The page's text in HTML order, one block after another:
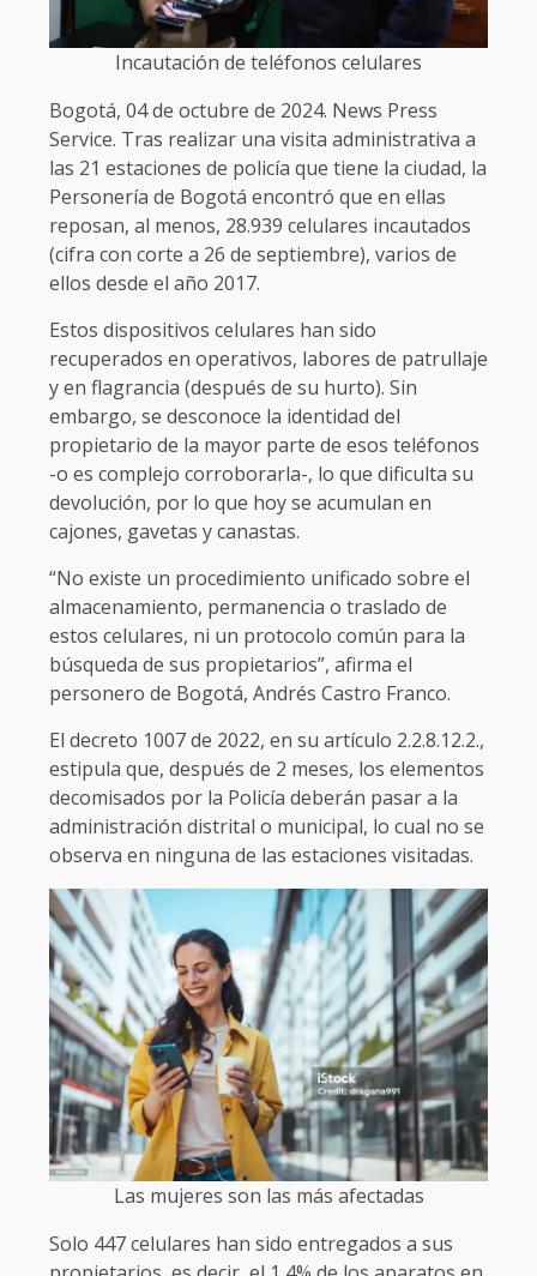
Incautación de teléfonos celulares
Bogotá, 04 de octubre de 2024. News Press
Service. Tras realizar una visita administrativa a
las 21 estaciones de policía que tiene la ciudad, la
Personería de Bogotá encontró que en ellas
reposan, al menos, 28.939 celulares incautados
(cifra con corte a 26 de septiembre), varios de
ellos desde el año 2017.
Estos dispositivos celulares han sido
recuperados en operativos, labores de patrullaje
y en flagrancia (después de su hurto). Sin
embargo, se desconoce la identidad del
propietario de la mayor parte de esos teléfonos
-o es complejo corroborarla-, lo que dificulta su
devolución, por lo que hoy se acumulan en
cajones, gavetas y canastas.
“No existe un procedimiento unificado sobre el
almacenamiento, permanencia o traslado de
estos celulares, ni un protocolo común para la
búsqueda de sus propietarios”, afirma el
personero de Bogotá, Andrés Castro Franco.
El decreto 1007 de 2022, en su artículo 2.2.8.12.2.,
estipula que, después de 2 meses, los elementos
decomisados por la Policía deberán pasar a la
administración distrital o municipal, lo cual no se
observa en ninguna de las estaciones visitadas.
Las mujeres son las más afectadas
Solo 447 celulares han sido entregados a sus